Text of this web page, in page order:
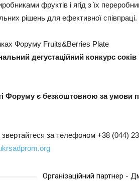
фруктів і ягід з їх
рішень для ефективної співпраці.
Форуму Fruits&Berries Plate
дегустаційний конкурс
Форуму є безкоштовною за умови
звертайтеся за телефоном +38 (044)
Організаційний партнер -